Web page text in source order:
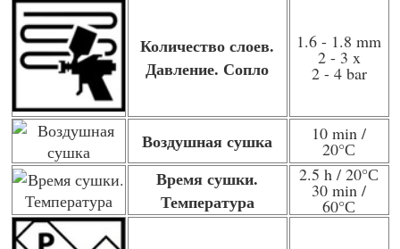
Количество слоев.
Давление. Сопло
1.6 - 1.8 mm
2 - 3 x
2 - 4 bar
Воздушная сушка 10 min /
20°С
Время сушки.
Температура
2.5 h / 20°С
30 min /
60°С